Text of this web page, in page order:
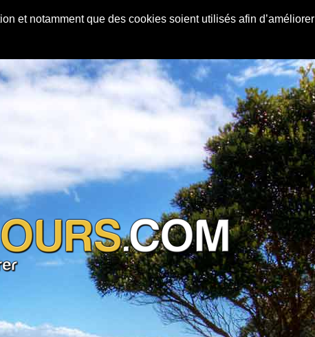
et notamment que des cookies soient utilisés afin d’améliorer